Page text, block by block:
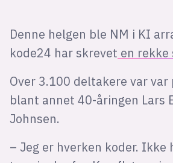
Denne helgen ble NM i KI
kode24 har skrevet en rekke
Over 3.100 deltakere var
blant annet 40-åringen Lars
Johnsen.
– Jeg er hverken koder.